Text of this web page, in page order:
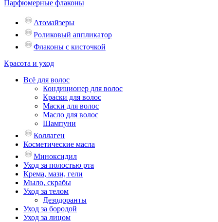
Парфюмерные флаконы
Атомайзеры
Роликовый аппликатор
Флаконы с кисточкой
Красота и уход
Всё для волос
Кондиционер для волос
Краски для волос
Маски для волос
Масло для волос
Шампуни
Коллаген
Косметические масла
Миноксидил
Уход за полостью рта
Крема, мази, гели
Мыло, скрабы
Уход за телом
Дезодоранты
Уход за бородой
Уход за лицом